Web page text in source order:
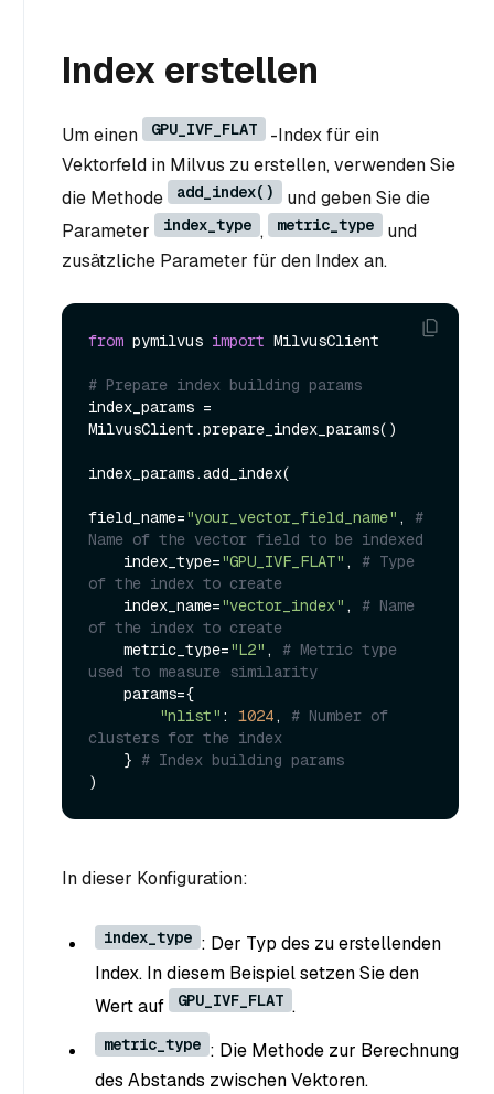
Index erstellen
Um einen GPU_IVF_FLAT
-Index für ein
Vektorfeld in Milvus zu erstellen, verwenden Sie
die Methode
add_index()
und geben Sie die
Parameter
index_type , metric_type
und
zusätzliche Parameter für den Index an.
from pymilvus import MilvusClient
# Prepare index building params
index_params =
MilvusClient.prepare_index_params()
index_params.add_index(
field_name="your_vector_field_name" , #
Name of the vector field to be indexed
    index_type=
"GPU_IVF_FLAT" , # Type
of the index to create
    index_name=
"vector_index" , # Name
of the index to create
    metric_type=
"L2" , # Metric type
used to measure similarity
"nlist" : 1024, # Number of
clusters for the index
    }
# Index building params
In dieser Konfiguration:
index_type : Der Typ des zu erstellenden
Index. In diesem Beispiel setzen Sie den
Wert auf
GPU_IVF_FLAT .
metric_type : Die Methode zur Berechnung
des Abstands zwischen Vektoren.